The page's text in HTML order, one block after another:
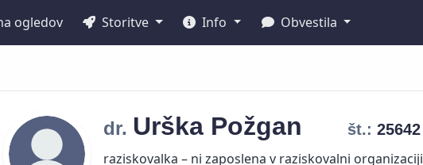
ogledov Storitve Info Obvestila
dr. Urška Požgan št.: 25642
raziskovalka – ni zaposlena v raziskovalni organizaciji